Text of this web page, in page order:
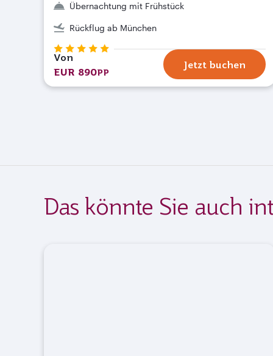
Übernachtung mit Frühstück
Rückflug ab München
Von
EUR 890PP
Jetzt buchen
Das könnte Sie auch